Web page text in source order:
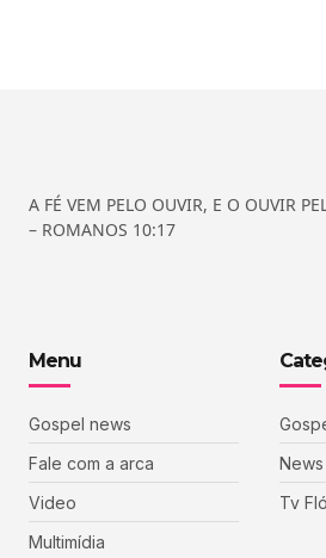
A FÉ VEM PELO OUVIR, E O OUVIR
– ROMANOS 10:17
Menu
Gospel news
Fale com a arca
Video
Multimídia
News
Tv